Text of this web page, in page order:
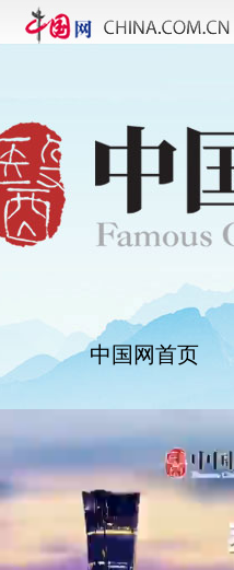
中国网首页